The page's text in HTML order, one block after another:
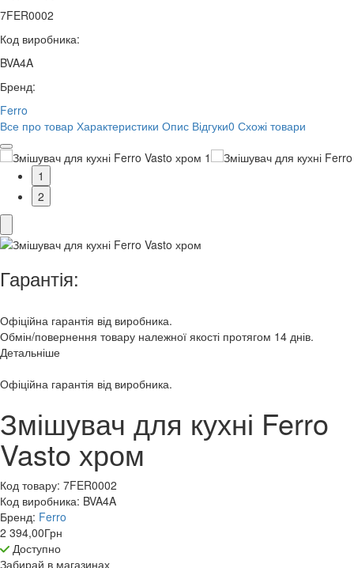
7FER0002
Код виробника:
BVA4A
Бренд:
Ferro
Все про товар Характеристики Опис Відгуки0 Схожі товари
1
2
Гарантія:
Офіційна гарантія від виробника.
Обмін/повернення товару належної якості протягом 14 днів.
Детальніше
Офіційна гарантія від виробника.
Змішувач для кухні Ferro
Vasto хром
Код товару: 7FER0002
Код виробника: BVA4A
Бренд: Ferro
2 394,00Грн
Доступно
Забирай в магазинах